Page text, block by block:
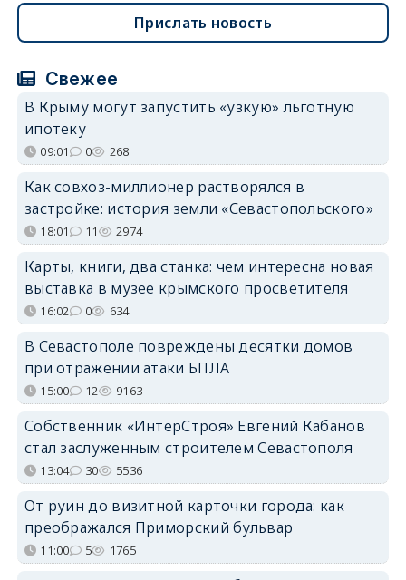
Прислать новость
Свежее
В Крыму могут запустить «узкую» льготную
ипотеку
09:01 0 268
Как совхоз-миллионер растворялся в
застройке: история земли «Севастопольского»
18:01 11 2974
Карты, книги, два станка: чем интересна новая
выставка в музее крымского просветителя
16:02 0 634
В Севастополе повреждены десятки домов
при отражении атаки БПЛА
15:00 12 9163
Собственник «ИнтерСтроя» Евгений Кабанов
стал заслуженным строителем Севастополя
13:04 30 5536
От руин до визитной карточки города: как
преображался Приморский бульвар
11:00 5 1765